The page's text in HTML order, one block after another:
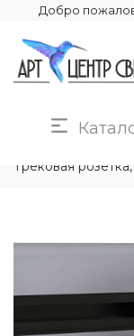
Добро
Трековая